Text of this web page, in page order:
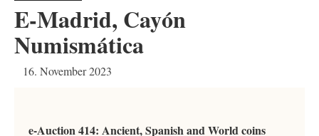
E-Madrid, Cayón
Numismática
16. November 2023
e-Auction 414: Ancient, Spanish and World coins